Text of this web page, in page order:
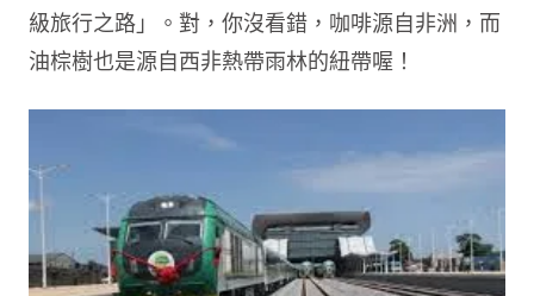
級旅行之路」。對，你沒看錯，咖啡源自非洲，而
油棕樹也是源自西非熱帶雨林的紐帶喔！